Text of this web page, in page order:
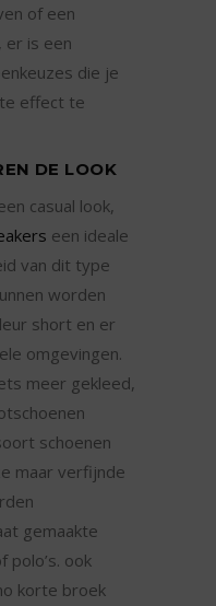
of een
er is een
die je
effect te
DE LOOK
casual look,
een ideale
van dit type
worden
short en er
omgevingen.
meer gekleed,
schoenen
maar verfijnde
gemaakte
ook
korte broek